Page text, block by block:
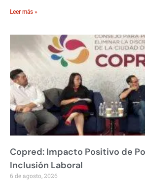
Leer más »
Copred: Impacto Positivo de
Inclusión Laboral
6 de agosto, 2026